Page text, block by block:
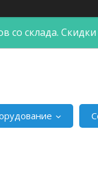
со склада. Скидки